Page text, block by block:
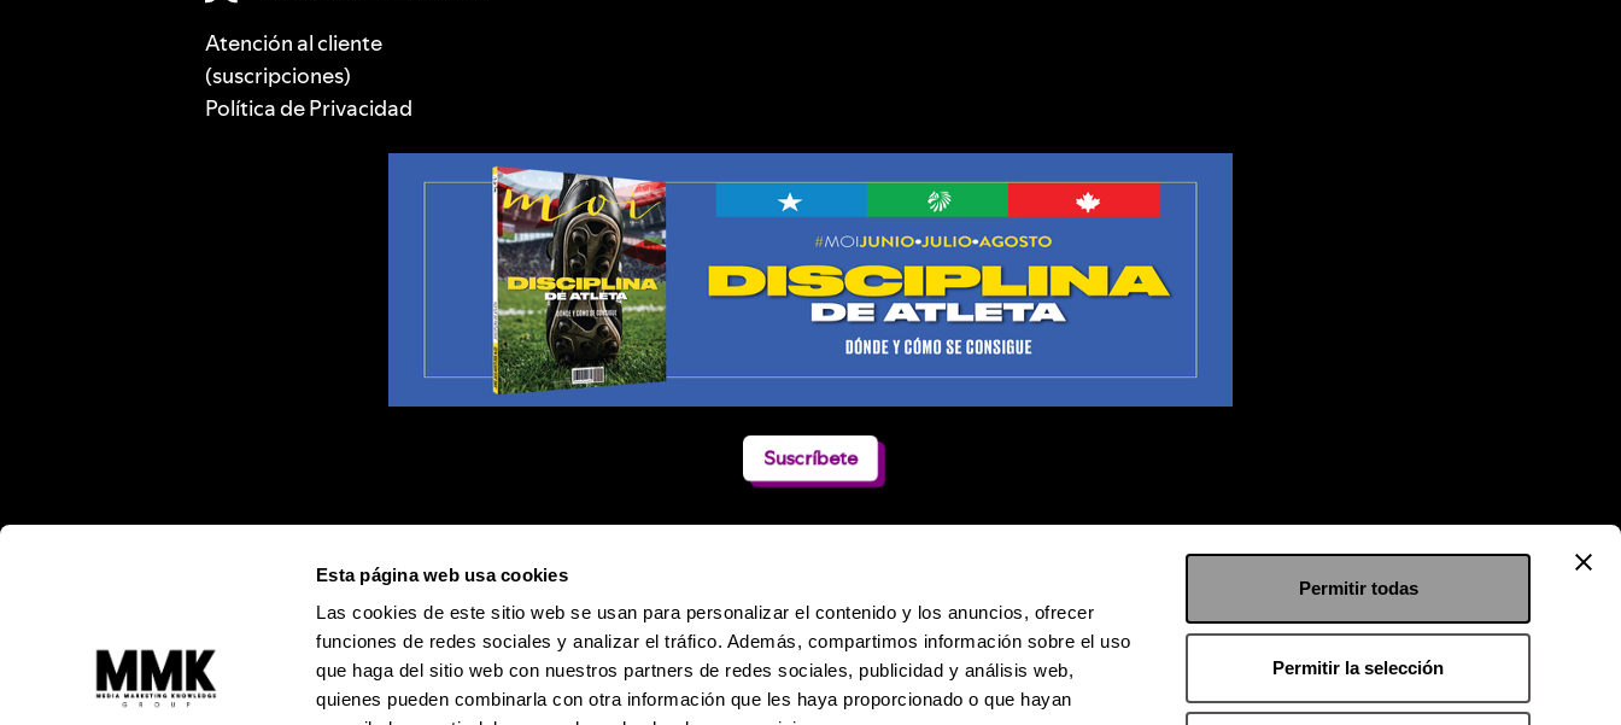
Esta página web usa cookies
Las cookies de este sitio web se usan para personalizar el contenido y los anuncios, ofrecer
funciones de redes sociales y analizar el tráfico. Además, compartimos información sobre el uso
que haga del sitio web con nuestros partners de redes sociales, publicidad y análisis web,
quienes pueden combinarla con otra información que les haya proporcionado o que hayan
Permitir todas
Permitir la selección
Atención al cliente
(suscripciones)
Política de Privacidad
Suscríbete